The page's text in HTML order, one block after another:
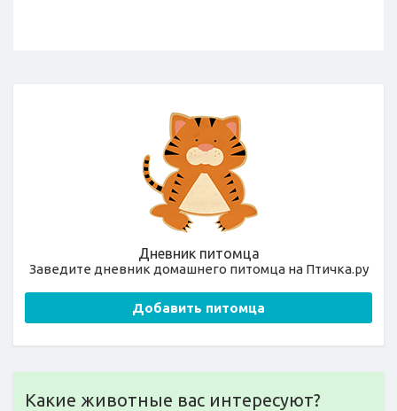
Дневник питомца
Заведите дневник домашнего питомца на Птичка.ру
Добавить питомца
Какие животные вас интересуют?